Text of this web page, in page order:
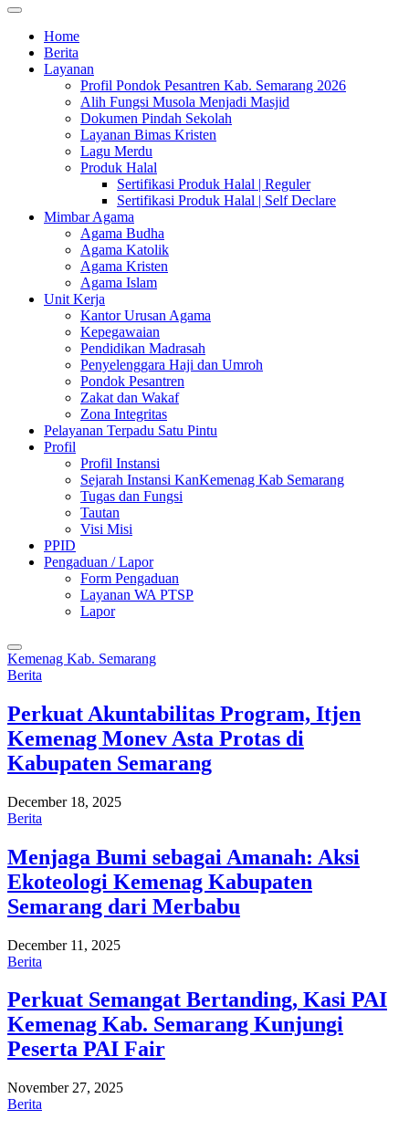
Home
Berita
Layanan
Profil Pondok Pesantren Kab. Semarang 2026
Alih Fungsi Musola Menjadi Masjid
Dokumen Pindah Sekolah
Layanan Bimas Kristen
Lagu Merdu
Produk Halal
Sertifikasi Produk Halal | Reguler
Sertifikasi Produk Halal | Self Declare
Mimbar Agama
Agama Budha
Agama Katolik
Agama Kristen
Agama Islam
Unit Kerja
Kantor Urusan Agama
Kepegawaian
Pendidikan Madrasah
Penyelenggara Haji dan Umroh
Pondok Pesantren
Zakat dan Wakaf
Zona Integritas
Pelayanan Terpadu Satu Pintu
Profil
Profil Instansi
Sejarah Instansi KanKemenag Kab Semarang
Tugas dan Fungsi
Tautan
Visi Misi
PPID
Pengaduan / Lapor
Form Pengaduan
Layanan WA PTSP
Lapor
Kemenag Kab. Semarang
Berita
Perkuat Akuntabilitas Program, Itjen
Kemenag Monev Asta Protas di
Kabupaten Semarang
December 18, 2025
Berita
Menjaga Bumi sebagai Amanah: Aksi
Ekoteologi Kemenag Kabupaten
Semarang dari Merbabu
December 11, 2025
Berita
Perkuat Semangat Bertanding, Kasi PAI
Kemenag Kab. Semarang Kunjungi
Peserta PAI Fair
November 27, 2025
Berita